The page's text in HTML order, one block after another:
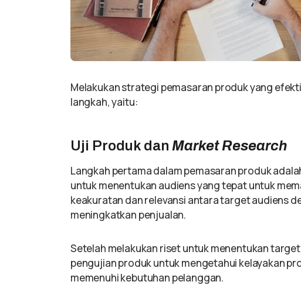
Melakukan strategi pemasaran produk yang
langkah, yaitu:
Uji Produk dan Market Research
Langkah pertama dalam pemasaran produk
untuk menentukan audiens yang tepat untuk
keakuratan dan relevansi antara target audiens
meningkatkan penjualan.
Setelah melakukan riset untuk menentukan
pengujian produk untuk mengetahui kelayakan
memenuhi kebutuhan pelanggan.